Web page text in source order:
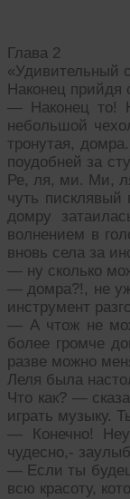
Глава 2
«Удивительный
Наконец прийдя
— Наконец то!
небольшой
тронутая,
поудобней за
Ре, ля, ми. Ми,
чуть писклявый
домру
волнением в
вновь села за
— ну сколько
— домра?!, не
инструмент
— А чтож не
более громче
разве можно
Леля была
Что как? —
играть музыку.
— Конечно!
чудесно,-
— Если ты
всю красоту,